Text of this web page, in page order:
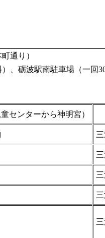
通り）
、砺波駅南駐車場（一回
センターから神明宮）